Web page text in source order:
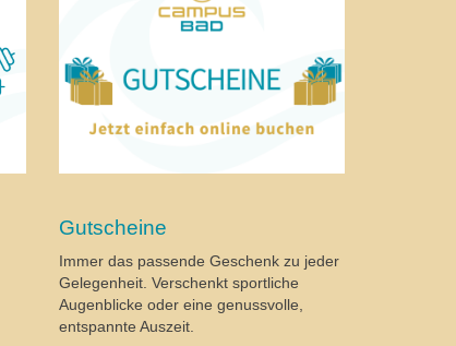
Gutscheine
Immer das passende Geschenk zu jeder
Gelegenheit. Verschenkt sportliche
Augenblicke oder eine genussvolle,
entspannte Auszeit.